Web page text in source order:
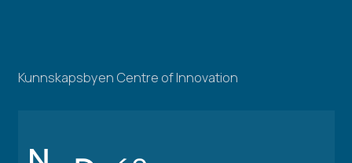
Kunnskapsbyen Centre of Innovation